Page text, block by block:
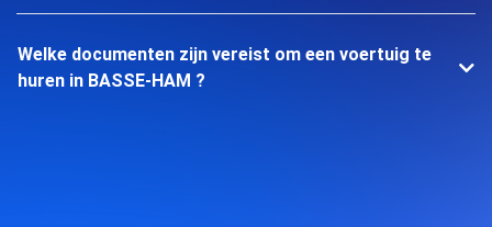
Welke documenten zijn vereist om een voertuig te
huren in BASSE-HAM ?